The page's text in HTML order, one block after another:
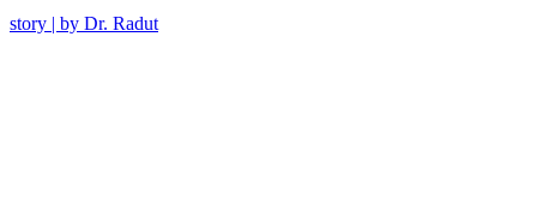
story | by Dr. Radut